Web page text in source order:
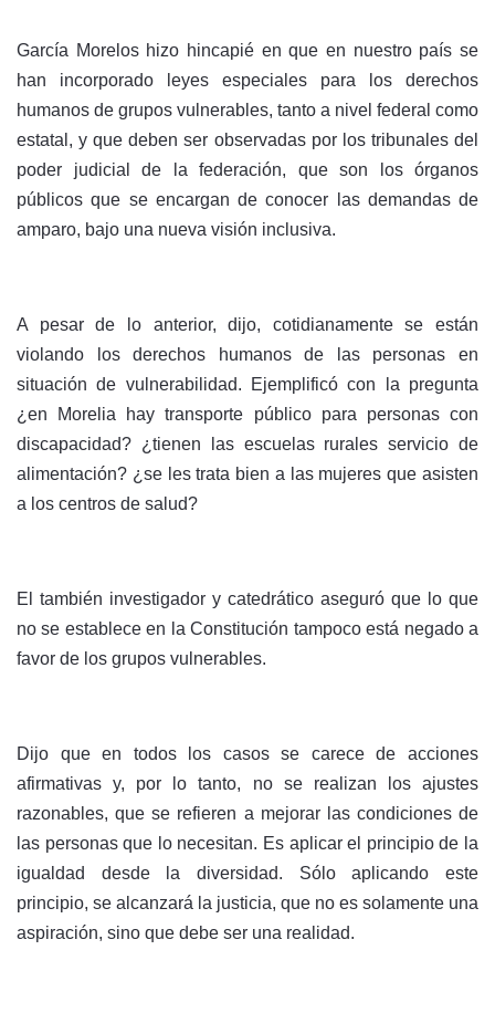
García Morelos hizo hincapié en que en nuestro país se
han incorporado leyes especiales para los derechos
humanos de grupos vulnerables, tanto a nivel federal como
estatal, y que deben ser observadas por los tribunales del
poder judicial de la federación, que son los órganos
públicos que se encargan de conocer las demandas de
amparo, bajo una nueva visión inclusiva.
A pesar de lo anterior, dijo, cotidianamente se están
violando los derechos humanos de las personas en
situación de vulnerabilidad. Ejemplificó con la pregunta
¿en Morelia hay transporte público para personas con
discapacidad? ¿tienen las escuelas rurales servicio de
alimentación? ¿se les trata bien a las mujeres que asisten
a los centros de salud?
El también investigador y catedrático aseguró que lo que
no se establece en la Constitución tampoco está negado a
favor de los grupos vulnerables.
Dijo que en todos los casos se carece de acciones
afirmativas y, por lo tanto, no se realizan los ajustes
razonables, que se refieren a mejorar las condiciones de
las personas que lo necesitan. Es aplicar el principio de la
igualdad desde la diversidad. Sólo aplicando este
principio, se alcanzará la justicia, que no es solamente una
aspiración, sino que debe ser una realidad.